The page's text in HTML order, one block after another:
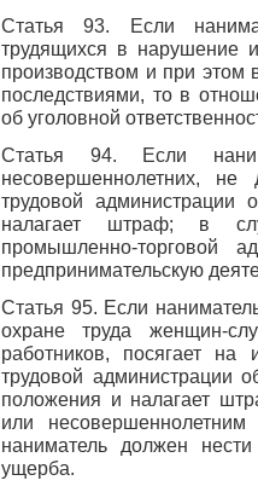
Статья 93. Если
трудящихся в нарушение
производством и при этом
последствиями, то в
об уголовной
Статья 94. Если
несовершеннолетних, не
трудовой администрации
налагает штраф; в
промышленно-торговой
предпринимательскую
Статья 95. Если
охране труда женщин-
работников, посягает
трудовой администрации
положения и налагает
или
наниматель должен
ущерба.